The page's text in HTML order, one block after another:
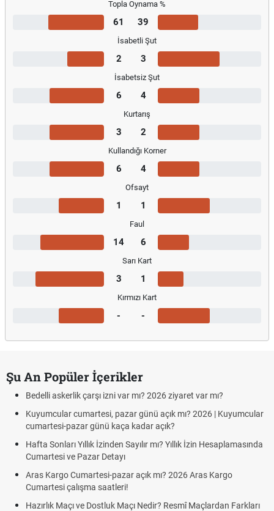
Topla Oynama %
61 39
İsabetli Şut
2 3
İsabetsiz Şut
6 4
Kurtarış
3 2
Kullandığı Korner
6 4
Ofsayt
1 1
Faul
14 6
Sarı Kart
3 1
Kırmızı Kart
- -
Şu An Popüler İçerikler
Bedelli askerlik çarşı izni var mı? 2026 ziyaret var mı?
Kuyumcular cumartesi, pazar günü açık mı? 2026 | Kuyumcular
cumartesi-pazar günü kaça kadar açık?
Hafta Sonları Yıllık İzinden Sayılır mı? Yıllık İzin Hesaplamasında
Cumartesi ve Pazar Detayı
Aras Kargo Cumartesi-pazar açık mı? 2026 Aras Kargo
Cumartesi çalışma saatleri!
Hazırlık Maçı ve Dostluk Maçı Nedir? Resmî Maçlardan Farkları